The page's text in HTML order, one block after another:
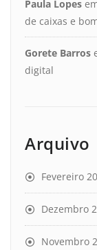
Paula Lopes
de caixas e
Gorete Barros
digital
Arquivo
Fevereiro
Dezembro
Novembro